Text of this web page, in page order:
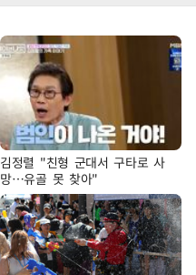
김정렬 "친형 군대서 구타로 사
망…유골 못 찾아"